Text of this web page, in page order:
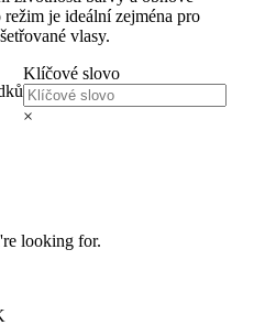
je ideální zejména pro
vlasy.
Klíčové slovo
×
looking for.